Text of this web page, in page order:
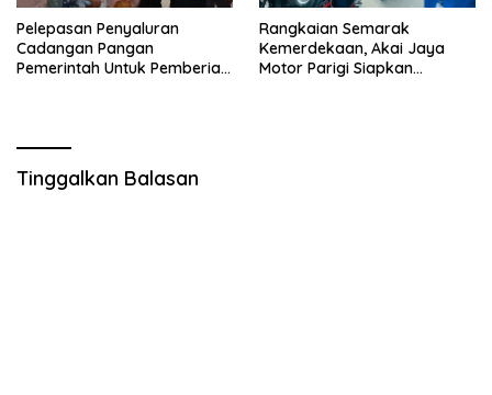
Pelepasan Penyaluran
Cadangan Pangan
Pemerintah Untuk Pemberian
Rangkaian Semarak
Kemerdekaan, Akai Jaya
Motor Parigi Siapkan
Tinggalkan Balasan